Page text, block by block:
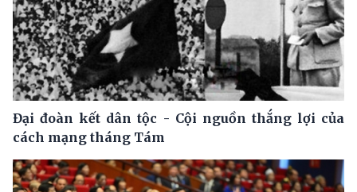
Đại đoàn kết dân tộc - Cội nguồn thắng lợi của
cách mạng tháng Tám